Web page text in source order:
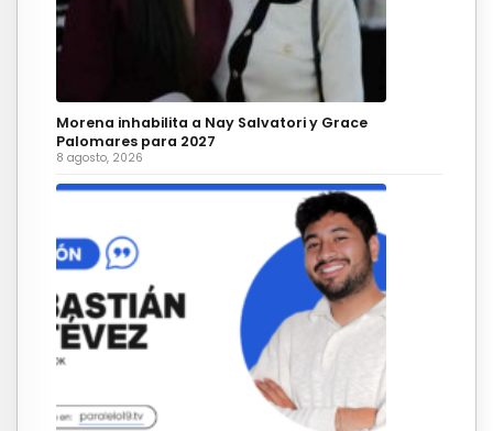
Morena inhabilita a Nay Salvatori y Grace
Palomares para 2027
8 agosto, 2026